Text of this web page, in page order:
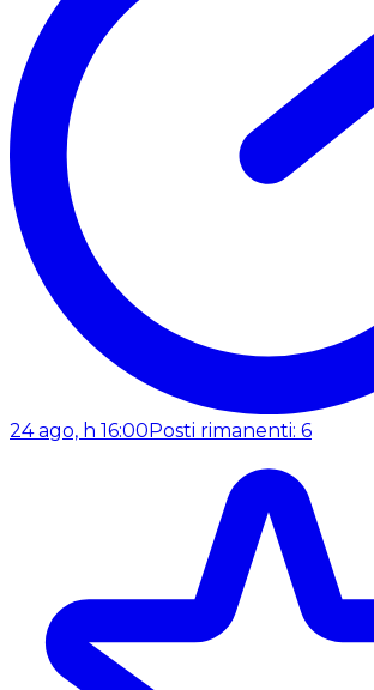
24 ago, h 16:00Posti rimanenti: 6